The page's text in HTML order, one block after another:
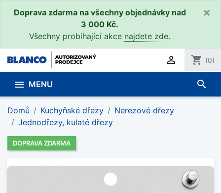
Doprava zdarma na všechny objednávky nad
3 000 Kč.
Všechny probíhající akce najdete zde.
×
 shopping_cart (0)
 MENU search
Domů Kuchyňské dřezy
Nerezové dřezy
Jednodřezy, kulaté dřezy
DOPRAVA ZDARMA